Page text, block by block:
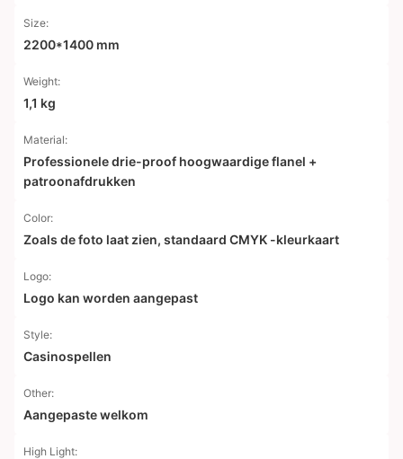
Size:
2200*1400 mm
Weight:
1,1 kg
Material:
Professionele drie-proof hoogwaardige flanel +
patroonafdrukken
Color:
Zoals de foto laat zien, standaard CMYK -kleurkaart
Logo:
Logo kan worden aangepast
Style:
Casinospellen
Other:
Aangepaste welkom
High Light: